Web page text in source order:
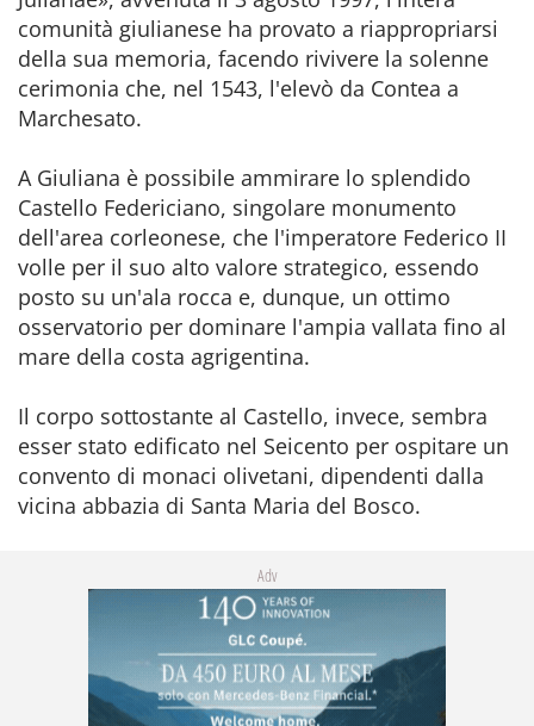
comunità giulianese ha provato a riappropriarsi
della sua memoria, facendo rivivere la solenne
cerimonia che, nel 1543, l'elevò da Contea a
Marchesato.
A Giuliana è possibile ammirare lo splendido
Castello Federiciano, singolare monumento
dell'area corleonese, che l'imperatore Federico II
volle per il suo alto valore strategico, essendo
posto su un'ala rocca e, dunque, un ottimo
osservatorio per dominare l'ampia vallata fino al
mare della costa agrigentina.
Il corpo sottostante al Castello, invece, sembra
esser stato edificato nel Seicento per ospitare un
convento di monaci olivetani, dipendenti dalla
vicina abbazia di Santa Maria del Bosco.
Adv